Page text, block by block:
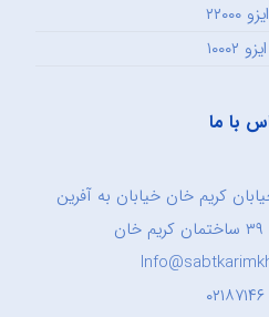
ایزو ۲۲۰۰۰
ایزو ۱۰۰۰۲
با ما
کریم خان خیابان به آفرین
۰۲۱۸۷۱۴۶